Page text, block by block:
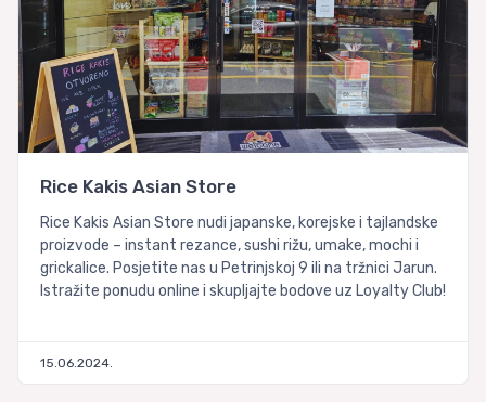
Rice Kakis Asian Store
Rice Kakis Asian Store nudi japanske, korejske i tajlandske
proizvode – instant rezance, sushi rižu, umake, mochi i
grickalice. Posjetite nas u Petrinjskoj 9 ili na tržnici Jarun.
Istražite ponudu online i skupljajte bodove uz Loyalty Club!
15.06.2024.